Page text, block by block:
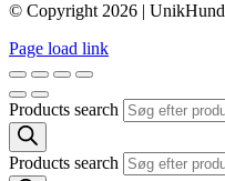
© Copyright 2026 | UnikHund
Page load link
Products search
Products search